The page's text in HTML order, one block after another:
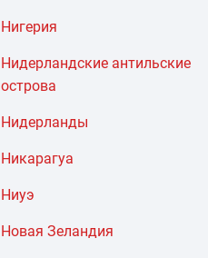
Нигерия
Нидерландские антильские
острова
Нидерланды
Никарагуа
Ниуэ
Новая Зеландия